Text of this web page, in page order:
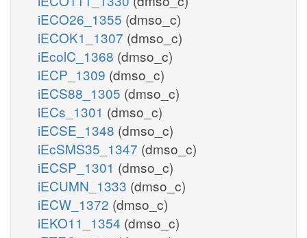
iECO26_1355 (dmso_c)
iECOK1_1307 (dmso_c)
iEcolC_1368 (dmso_c)
iECP_1309 (dmso_c)
iECS88_1305 (dmso_c)
iECs_1301 (dmso_c)
iECSE_1348 (dmso_c)
iEcSMS35_1347 (dmso_c)
iECSP_1301 (dmso_c)
iECUMN_1333 (dmso_c)
iECW_1372 (dmso_c)
iEKO11_1354 (dmso_c)